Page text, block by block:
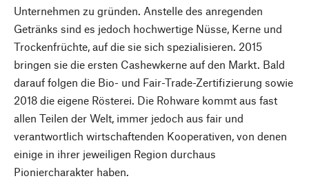
Unternehmen zu gründen. Anstelle des anregenden
Getränks sind es jedoch hochwertige Nüsse, Kerne und
Trockenfrüchte, auf die sie sich spezialisieren. 2015
bringen sie die ersten Cashewkerne auf den Markt. Bald
darauf folgen die Bio- und Fair-Trade-Zertifizierung sowie
2018 die eigene Rösterei. Die Rohware kommt aus fast
allen Teilen der Welt, immer jedoch aus fair und
verantwortlich wirtschaftenden Kooperativen, von denen
einige in ihrer jeweiligen Region durchaus
Pioniercharakter haben.